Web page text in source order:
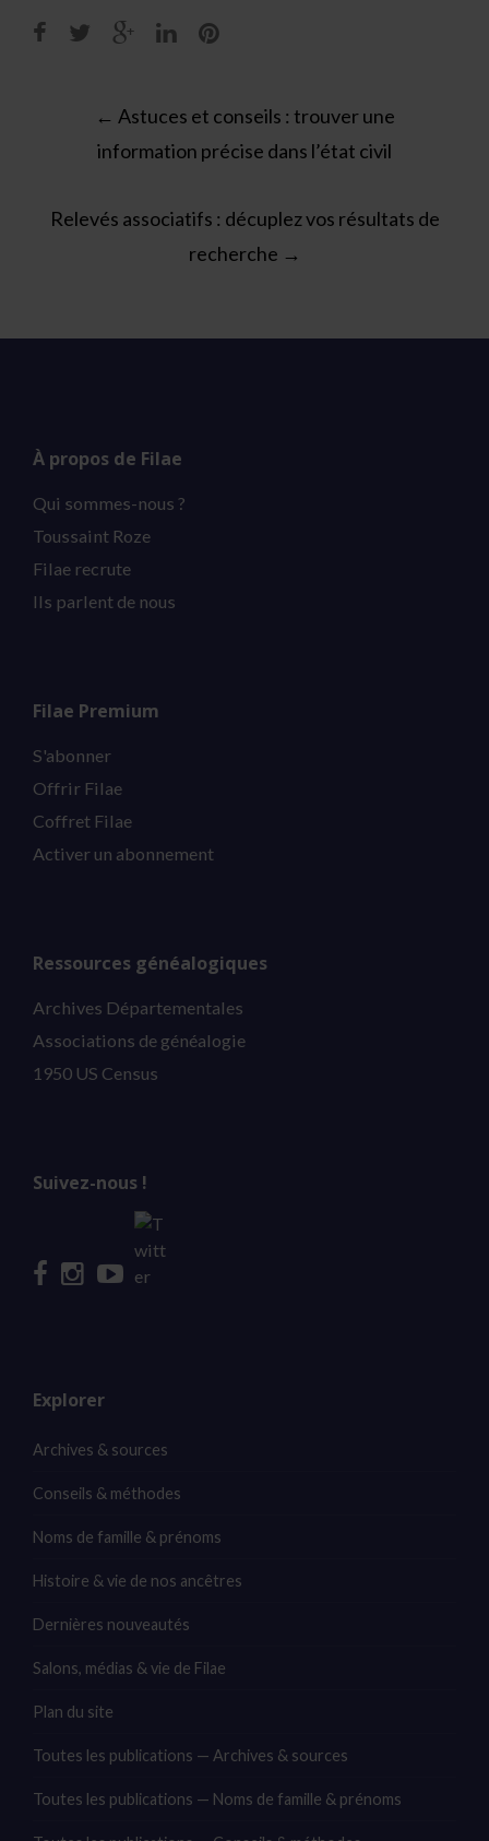
navigation
← Astuces et conseils : trouver une
information précise dans l’état civil
Relevés associatifs : décuplez vos résultats de
recherche →
À propos de Filae
Qui sommes-nous ?
Toussaint Roze
Filae recrute
Ils parlent de nous
Filae Premium
S'abonner
Offrir Filae
Coffret Filae
Activer un abonnement
Ressources généalogiques
Archives Départementales
Associations de généalogie
1950 US Census
Suivez-nous !
Explorer
Archives & sources
Conseils & méthodes
Noms de famille & prénoms
Histoire & vie de nos ancêtres
Dernières nouveautés
Salons, médias & vie de Filae
Plan du site
Toutes les publications — Archives & sources
Toutes les publications — Noms de famille & prénoms